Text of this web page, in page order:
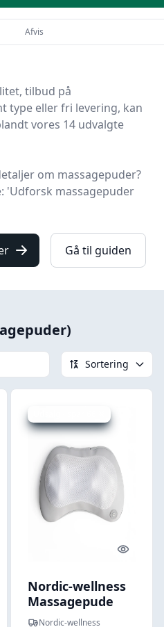
hvor du finder de
har udvalgt 14 produkter til
tilbud på
type eller fri levering, kan
vores 14 udvalgte
om massagepuder?
'Udforsk massagepuder
Gå til guiden
Sortering
look Quick
Nordic-wellness
Massagepude
med varme - 2
Nordic-wellness
Afvis